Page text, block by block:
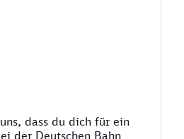
dass du dich für ein
der Deutschen Bahn